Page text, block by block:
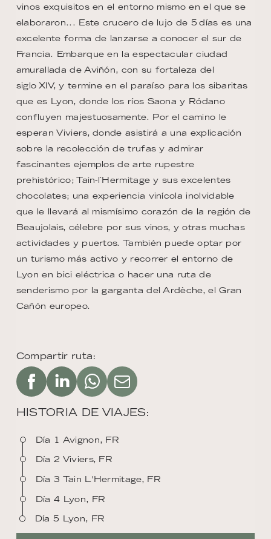
Compartir ruta:
HISTORIA DE VIAJES:
Día 1 Avignon, FR
Día 2 Viviers, FR
Día 3 Tain L'Hermitage, FR
Día 4 Lyon, FR
Día 5 Lyon, FR
vinos exquisitos en el entorno mismo en el que se
elaboraron... Este crucero de lujo de 5 días es una
excelente forma de lanzarse a conocer el sur de
Francia. Embarque en la espectacular ciudad
amurallada de Aviñón, con su fortaleza del
siglo XIV, y termine en el paraíso para los sibaritas
que es Lyon, donde los ríos Saona y Ródano
confluyen majestuosamente. Por el camino le
esperan Viviers, donde asistirá a una explicación
sobre la recolección de trufas y admirar
fascinantes ejemplos de arte rupestre
prehistórico; Tain-l`Hermitage y sus excelentes
chocolates; una experiencia vinícola inolvidable
que le llevará al mismísimo corazón de la región de
Beaujolais, célebre por sus vinos, y otras muchas
actividades y puertos. También puede optar por
un turismo más activo y recorrer el entorno de
Lyon en bici eléctrica o hacer una ruta de
senderismo por la garganta del Ardèche, el Gran
Cañón europeo.